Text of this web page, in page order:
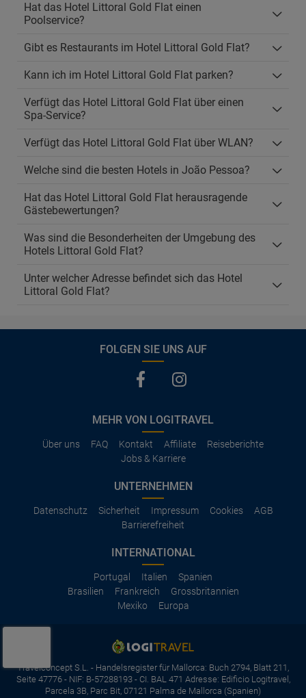
Hat das Hotel Littoral Gold Flat einen
Poolservice?
Gibt es Restaurants im Hotel Littoral Gold Flat?
Kann ich im Hotel Littoral Gold Flat parken?
Verfügt das Hotel Littoral Gold Flat über einen
Spa-Service?
Verfügt das Hotel Littoral Gold Flat über WLAN?
Welche sind die besten Hotels in João Pessoa?
Hat das Hotel Littoral Gold Flat herausragende
Gästebewertungen?
Was sind die Besonderheiten der Umgebung des
Hotels Littoral Gold Flat?
Unter welcher Adresse befindet sich das Hotel
Littoral Gold Flat?
FOLGEN SIE UNS AUF
MEHR VON LOGITRAVEL
Über uns FAQ Kontakt Affiliate
Reiseberichte
Jobs & Karriere
UNTERNEHMEN
Datenschutz Sicherheit Impressum Cookies
AGB
Barrierefreiheit
INTERNATIONAL
Portugal Italien
Spanien
Brasilien
Frankreich
Grossbritannien
Mexiko
Europa
Travelconcept S.L. - Handelsregister für Mallorca: Buch 2794, Blatt 211,
Seite 47776 - NIF: B-57288193 - CI. BAL 471 Adresse: Edificio Logitravel,
Parcela 3B, Parc Bit, 07121 Palma de Mallorca (Spanien)